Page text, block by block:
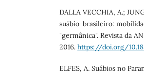
DALLA VECCHIA, A.;
suábio-brasileiro:
"germânica". Revista da
2016. https://doi.org/
ELFES, A. Suábios no